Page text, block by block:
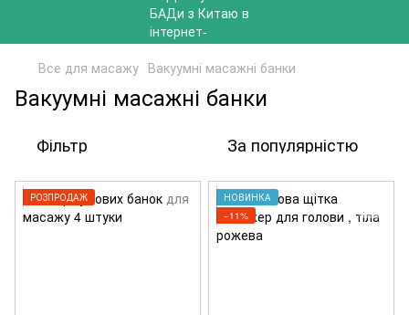
Все для масажу Вакуумні масажні банки
Вакуумні масажні банки
Фільтр За популярністю
РОЗПРОДАЖ
НОВИНКА
−11%